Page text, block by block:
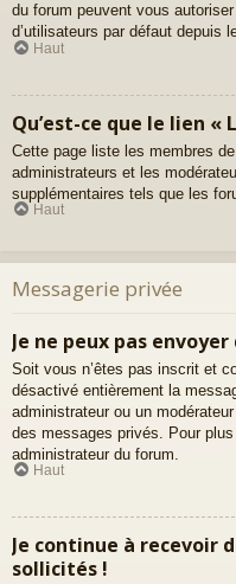
du forum peuvent vous
d’utilisateurs par défaut depuis
Haut
Qu’est-ce que le lien «
Cette page liste les membres
administrateurs et les
supplémentaires tels que les
Haut
Messagerie privée
Je ne peux pas
Soit vous n’êtes pas inscrit et
désactivé entièrement la
administrateur ou un
des messages privés. Pour
administrateur du forum.
Haut
Je continue à recevoir
sollicités !